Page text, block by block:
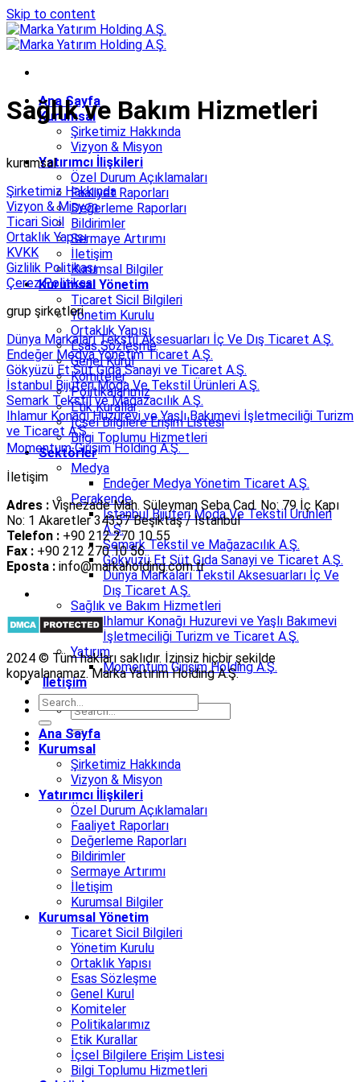
Skip to content
Ana Sayfa
Kurumsal
Şirketimiz Hakkında
Vizyon & Misyon
Yatırımcı İlişkileri
Özel Durum Açıklamaları
Faaliyet Raporları
Değerleme Raporları
Bildirimler
Sermaye Artırımı
İletişim
Kurumsal Bilgiler
Kurumsal Yönetim
Ticaret Sicil Bilgileri
Yönetim Kurulu
Ortaklık Yapısı
Esas Sözleşme
Genel Kurul
Komiteler
Politikalarımız
Etik Kurallar
İçsel Bilgilere Erişim Listesi
Bilgi Toplumu Hizmetleri
Sektörler
Medya
Endeğer Medya Yönetim Ticaret A.Ş.
Perakende
İstanbul Bijuteri Moda Ve Tekstil Ürünleri
A.Ş.
Semark Tekstil ve Mağazacılık A.Ş.
Gökyüzü Et Süt Gıda Sanayi ve Ticaret A.Ş.
Dünya Markaları Tekstil Aksesuarları İç Ve
Dış Ticaret A.Ş.
Sağlık ve Bakım Hizmetleri
Ihlamur Konağı Huzurevi ve Yaşlı Bakımevi
İşletmeciliği Turizm ve Ticaret A.Ş.
Yatırım
Momentum Girişim Holding A.Ş.
İletişim
Sağlık ve Bakım Hizmetleri
kurumsal
Şirketimiz Hakkında
Vizyon & Misyon
Ticari Sicil
Ortaklık Yapısı
KVKK
Gizlilik Politikası
Çerez Politikası
grup şirketleri
Dünya Markaları Tekstil Aksesuarları İç Ve Dış Ticaret A.Ş.
Endeğer Medya Yönetim Ticaret A.Ş.
Gökyüzü Et Süt Gıda Sanayi ve Ticaret A.Ş.
İstanbul Bijuteri Moda Ve Tekstil Ürünleri A.Ş.
Semark Tekstil ve Mağazacılık A.Ş.
Ihlamur Konağı Huzurevi ve Yaşlı Bakımevi İşletmeciliği Turizm
ve Ticaret A.Ş.
Momentum Girişim Holding A.Ş.
İletişim
Adres : Vişnezade Mah. Süleyman Seba Cad. No: 79 İç Kapı
No: 1 Akaretler 34357 Beşiktaş / İstanbul
Telefon : +90 212 270 10 55
Fax : +90 212 270 10 56
Eposta : info@markaholding.com.tr
2024 © Tüm hakları saklıdır. İzinsiz hiçbir şekilde
kopyalanamaz. Marka Yatırım Holding A.Ş.
Ana Sayfa
Kurumsal
Şirketimiz Hakkında
Vizyon & Misyon
Yatırımcı İlişkileri
Özel Durum Açıklamaları
Faaliyet Raporları
Değerleme Raporları
Bildirimler
Sermaye Artırımı
İletişim
Kurumsal Bilgiler
Kurumsal Yönetim
Ticaret Sicil Bilgileri
Yönetim Kurulu
Ortaklık Yapısı
Esas Sözleşme
Genel Kurul
Komiteler
Politikalarımız
Etik Kurallar
İçsel Bilgilere Erişim Listesi
Bilgi Toplumu Hizmetleri